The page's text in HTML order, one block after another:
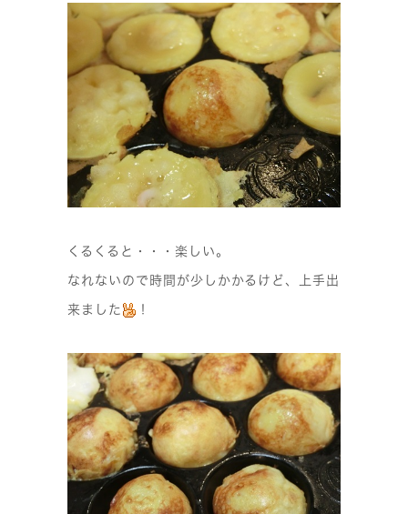
くるくると・・・楽しい。
なれないので時間が少しかかるけど、上手出
来ました ！